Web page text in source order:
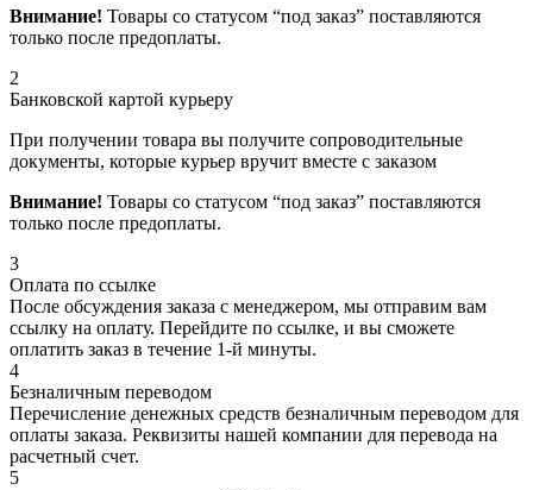
Внимание! Товары со статусом “под заказ” поставляются
только после предоплаты.
2
Банковской картой курьеру
При получении товара вы получите сопроводительные
документы, которые курьер вручит вместе с заказом
Внимание! Товары со статусом “под заказ” поставляются
только после предоплаты.
3
Оплата по ссылке
После обсуждения заказа с менеджером, мы отправим вам
ссылку на оплату. Перейдите по ссылке, и вы сможете
оплатить заказ в течение 1-й минуты.
4
Безналичным переводом
Перечисление денежных средств безналичным переводом для
оплаты заказа. Реквизиты нашей компании для перевода на
расчетный счет.
5